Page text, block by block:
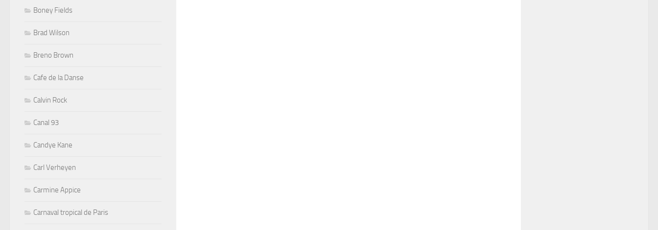
Boney Fields
Brad Wilson
Breno Brown
Cafe de la Danse
Calvin Rock
Canal 93
Candye Kane
Carl Verheyen
Carmine Appice
Carnaval tropical de Paris